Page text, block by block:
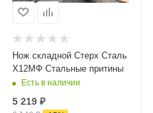
Нож складной Стерх Сталь
Х12МФ Стальные притины
Есть в наличии
5 219₽